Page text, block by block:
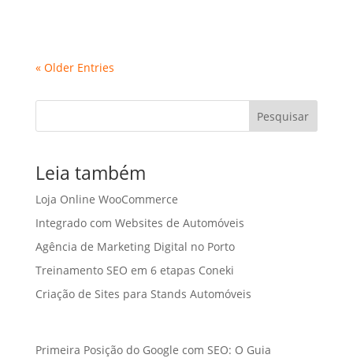
« Older Entries
Pesquisar
Leia também
Loja Online WooCommerce
Integrado com Websites de Automóveis
Agência de Marketing Digital no Porto
Treinamento SEO em 6 etapas Coneki
Criação de Sites para Stands Automóveis
Primeira Posição do Google com SEO: O Guia